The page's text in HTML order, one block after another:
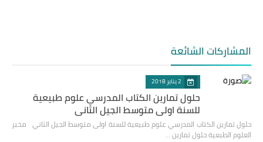
المشاركات الشائعة
2 يناير 2018
حلول تمارين الكتاب المدرسي علوم طبيعية
للسنة اولى متوسط الجيل الثاني
حلول تمارين الكتاب المدرسي علوم طبيعية للسنة اولى متوسط الجيل الثاني مخبر
العلوم الطبعية حلول تمارين …